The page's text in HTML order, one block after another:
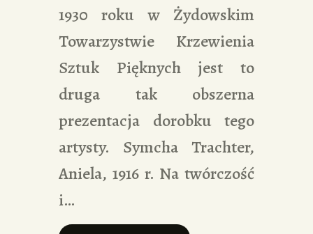
1930 roku w Żydowskim
Towarzystwie Krzewienia
Sztuk Pięknych jest to
druga tak obszerna
prezentacja dorobku tego
artysty. Symcha Trachter,
Aniela, 1916 r. Na twórczość
i…